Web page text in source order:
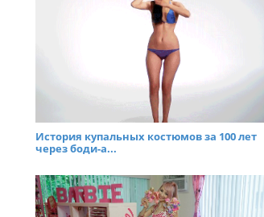
История купальных костюмов за 100 лет
через боди-а...